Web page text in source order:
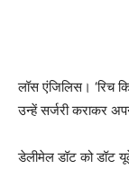
लॉस एंजिलिस। ‘रिच
उन्हें सर्जरी कराकर
डेलीमेल डॉट को डॉट